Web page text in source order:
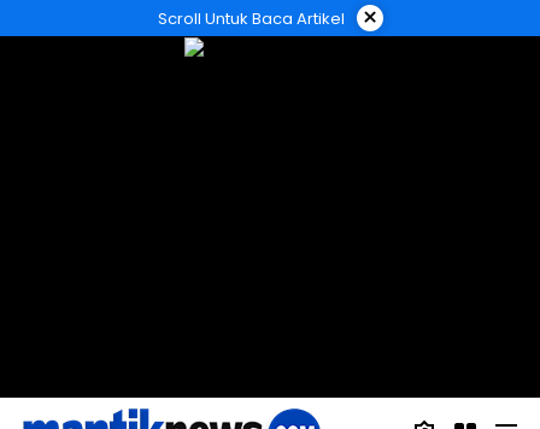
ke
Scroll Untuk Baca Artikel ×